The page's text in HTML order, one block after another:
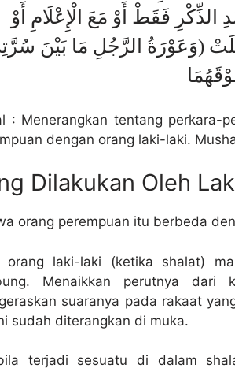
فَقَطْ أَوْ مَعَ الْإِعْلَامِ أَوْ
(وَعَوْرَةُ الرَّجُلِ مَا بَيْنَ
: Menerangkan tentang perkara-
dengan orang laki-laki.
Dilakukan Oleh
orang perempuan itu berbeda
orang laki-laki (ketika shalat)
Menaikkan perutnya dari
suaranya pada rakaat
sudah diterangkan di muka.
terjadi sesuatu di dalam